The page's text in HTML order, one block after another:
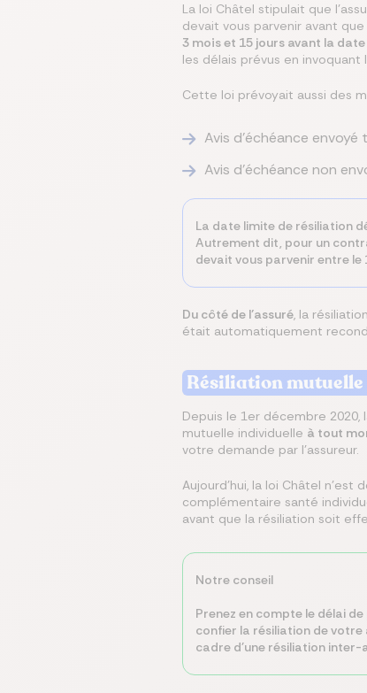
La loi Châtel stipulait que
devait vous parvenir avant
3 mois et 15 jours avant la
les délais prévus en invoquant
Cette loi prévoyait aussi des
Avis d'échéance envoyé
Avis d'échéance non
La date limite de résiliation
Autrement dit, pour un
devait vous parvenir entre
Du côté de l’assuré, la
était automatiquement
Résiliation
Depuis le 1er décembre
mutuelle individuelle à tout
votre demande par l'assureur.
Aujourd'hui, la loi Châtel n'est
complémentaire santé
avant que la résiliation soit
Notre conseil
Prenez en compte le délai
confier la résiliation de
cadre d'une résiliation inter-